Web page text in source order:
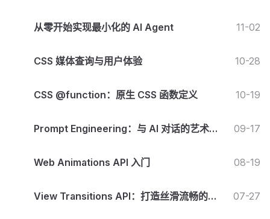
从零开始实现最小化的 AI Agent 11-02
CSS 媒体查询与用户体验 10-28
CSS @function：原生 CSS 函数定义 10-19
Prompt Engineering：与 AI 对话的艺术与
09-17
Web Animations API 入门 08-19
View Transitions API：打造丝滑流畅的页
07-27